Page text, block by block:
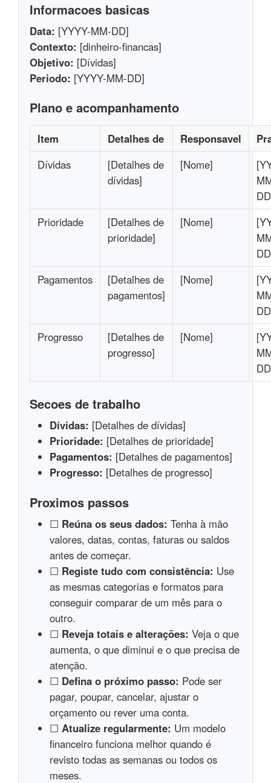
Informacoes basicas
Data: [YYYY-MM-DD]
Contexto: [dinheiro-financas]
Objetivo: [Dívidas]
Periodo: [YYYY-MM-DD]
Plano e acompanhamento
Item Detalhes de Responsavel
Dívidas
[Detalhes de
dívidas]
[Nome]
Prioridade
[Detalhes de
prioridade]
[Nome]
Pagamentos
[Detalhes de
pagamentos]
[Nome]
Progresso
[Detalhes de
progresso]
[Nome]
Secoes de trabalho
Dívidas: [Detalhes de dívidas]
Prioridade: [Detalhes de prioridade]
Pagamentos: [Detalhes de pagamentos]
Progresso: [Detalhes de progresso]
Proximos passos
☐ Reúna os seus dados: Tenha à mão
valores, datas, contas, faturas ou saldos
antes de começar.
☐ Registe tudo com consistência: Use
as mesmas categorias e formatos para
conseguir comparar de um mês para o
outro.
☐ Reveja totais e alterações: Veja o que
aumenta, o que diminui e o que precisa de
atenção.
☐ Defina o próximo passo: Pode ser
pagar, poupar, cancelar, ajustar o
orçamento ou rever uma conta.
☐ Atualize regularmente: Um modelo
financeiro funciona melhor quando é
revisto todas as semanas ou todos os
meses.